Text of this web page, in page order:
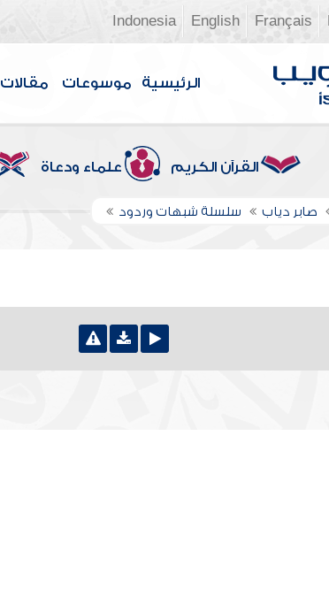
Français
English
Indonesia
الرئيسية موسوعات مقالات
القرآن الكريم علماء ودعاة
صابر دياب سلسلة شبهات وردود